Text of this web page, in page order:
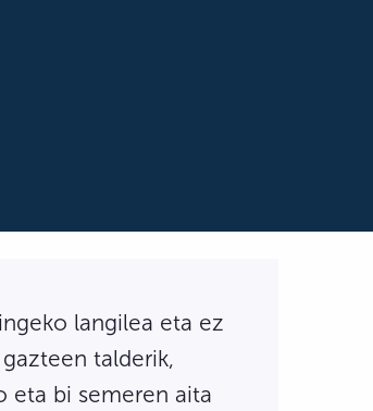
langilea eta ez
talderik,
eta bi semeren aita